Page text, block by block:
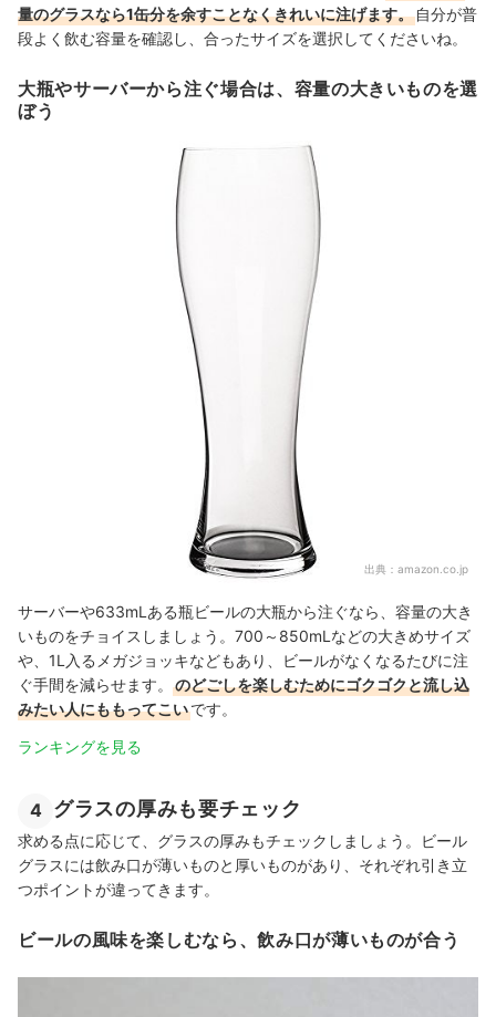
量のグラスなら1缶分を余すことなくきれいに注げます。 自分が普
段よく飲む容量を確認し、合ったサイズを選択してくださいね。
大瓶やサーバーから注ぐ場合は、容量の大きいものを選
ぼう
出典： amazon.co.jp
サーバーや633mLある瓶ビールの大瓶から注ぐなら、容量の大き
いものをチョイスしましょう。700～850mLなどの大きめサイズ
や、1L入るメガジョッキなどもあり、ビールがなくなるたびに注
ぐ手間を減らせます。
のどごしを楽しむためにゴクゴクと流し込
みたい人にももってこいです。
ランキングを見る
4 グラスの厚みも要チェック
求める点に応じて、グラスの厚みもチェックしましょう。ビール
グラスには飲み口が薄いものと厚いものがあり、それぞれ引き立
つポイントが違ってきます。
ビールの風味を楽しむなら、飲み口が薄いものが合う